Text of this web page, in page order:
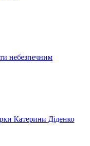
небезпечним
Катерини Діденко